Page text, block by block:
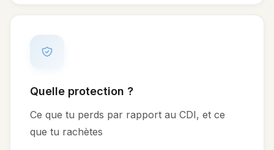
Quelle protection ?
Ce que tu perds par rapport au CDI, et ce
que tu rachètes